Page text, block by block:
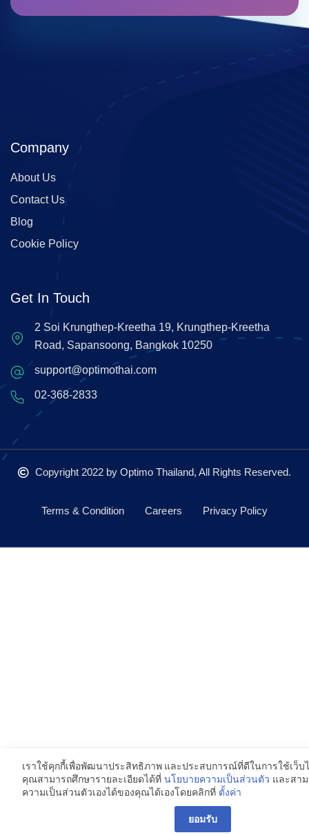
Company
About Us
Contact Us
Blog
Cookie Policy
Get In Touch
2 Soi Krungthep-Kreetha 19, Krungthep-Kreetha
Road, Sapansoong, Bangkok 10250
support@optimothai.com
02-368-2833
Copyright 2022 by Optimo Thailand, All Rights Reserved.
Terms & Condition Careers Privacy Policy
เราใช้คุกกี้เพื่อพัฒนาประสิทธิภาพ และประสบการณ์ที่ดีในการใช้เว็
คุณสามารถศึกษารายละเอียดได้ที่ นโยบายความเป็นส่วนตัว และสา
ความเป็นส่วนตัวเองได้ของคุณได้เองโดยคลิกที่ ตั้งค่า
ยอมรับ